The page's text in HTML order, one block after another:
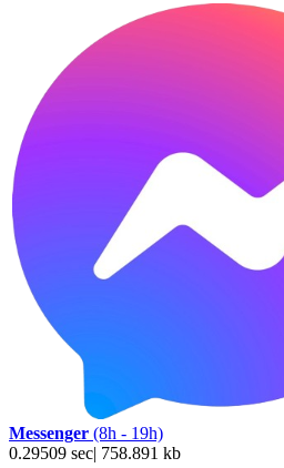
Messenger (8h - 19h)
0.29509 sec| 758.891 kb